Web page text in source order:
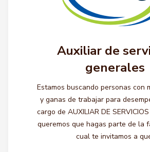
Auxiliar de
generales
Estamos buscando personas con
y ganas de trabajar para
cargo de AUXILIAR DE SERVICIOS
queremos que hagas parte de la
cual te invitamos a